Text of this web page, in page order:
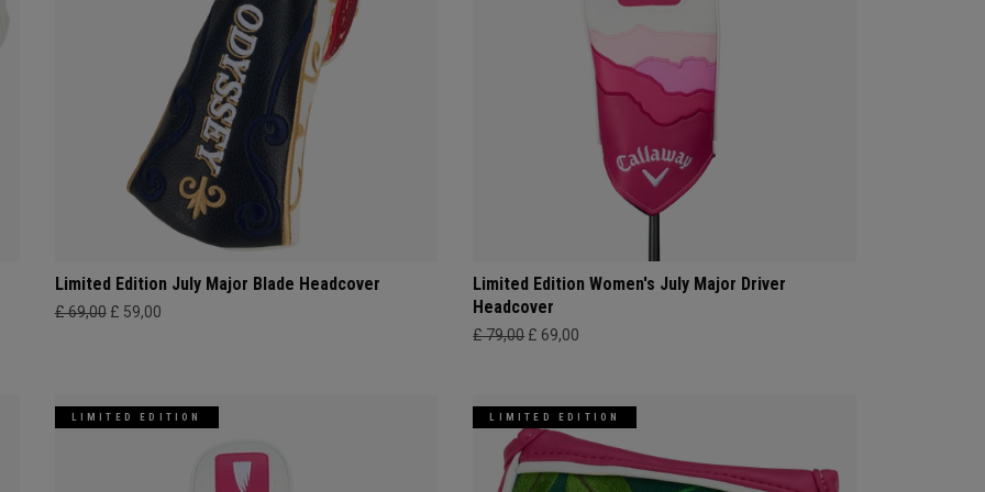
Limited Edition July Major Blade Headcover
£ 69,00 £ 59,00
Limited Edition Women's July Major Driver
Headcover
£ 79,00 £ 69,00
LIMITED EDITION LIMITED EDITION